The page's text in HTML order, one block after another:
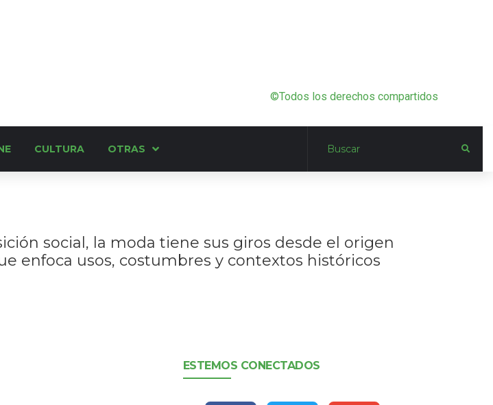
©Todos los derechos compartidos
CULTURA OTRAS
social, la moda tiene sus giros desde el origen
enfoca usos, costumbres y contextos históricos
ESTEMOS CONECTADOS